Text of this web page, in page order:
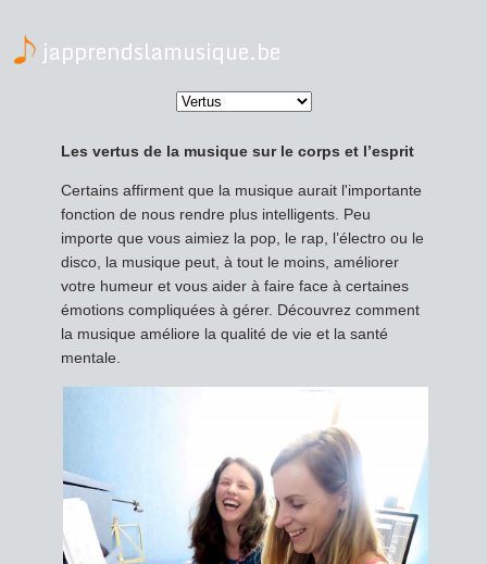
japprendslamusique.be
Les vertus de la musique sur le corps et l’esprit
Certains affirment que la musique aurait l'importante
fonction de nous rendre plus intelligents. Peu
importe que vous aimiez la pop, le rap, l’électro ou le
disco, la musique peut, à tout le moins, améliorer
votre humeur et vous aider à faire face à certaines
émotions compliquées à gérer. Découvrez comment
la musique améliore la qualité de vie et la santé
mentale.